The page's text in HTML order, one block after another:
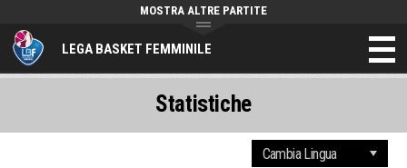
LEGA BASKET FEMMINILE
MOSTRA ALTRE PARTITE
Statistiche